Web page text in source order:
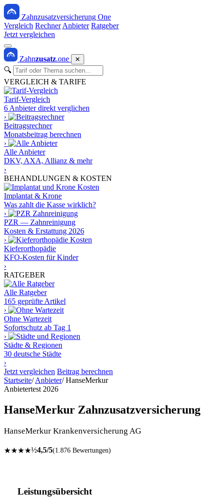
Zahnzusatzversicherung One
Vergleich Rechner Anbieter Ratgeber
Jetzt vergleichen
Zahnzusatz.one ✕
🔍
VERGLEICH & TARIFE
Tarif-Vergleich
6 Anbieter direkt verglichen
›
Beitragsrechner
Monatsbeitrag berechnen
›
Alle Anbieter
DKV, AXA, Allianz & mehr
›
BEHANDLUNGEN & KOSTEN
Implantat & Krone
Was zahlt die Kasse wirklich?
›
PZR — Zahnreinigung
Kosten & Erstattung 2026
›
Kieferorthopädie
KFO-Kosten für Kinder
›
RATGEBER
Alle Ratgeber
165 geprüfte Artikel
›
Ohne Wartezeit
Sofortschutz ab Tag 1
›
Städte & Regionen
30 deutsche Städte
›
Jetzt vergleichen Beitrag berechnen
Startseite/ Anbieter/ HanseMerkur
Anbietertest 2026
HanseMerkur Zahnzusatzversicherung
HanseMerkur Krankenversicherung AG
★★★★½4,5/5(1.876 Bewertungen)
Leistungsübersicht